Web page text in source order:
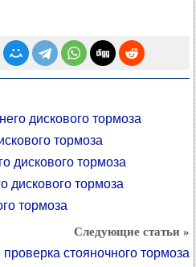
дискового тормоза
тормоза
дискового тормоза
дискового тормоза
тормоза
Следующие статьи »
стояночного тормоза